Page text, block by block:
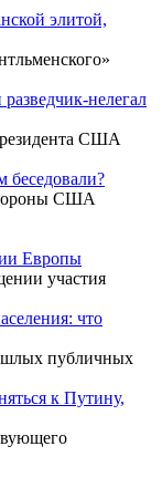
элитой,
нелегал
США
беседовали?
США
Европы
участия
что
публичных
к Путину,